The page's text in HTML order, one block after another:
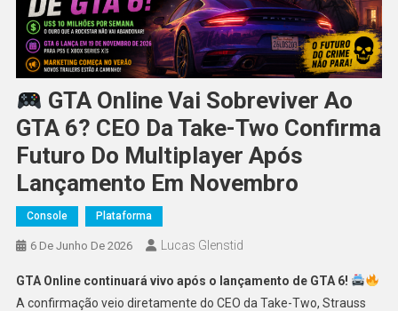
GTA Online Vai Sobreviver Ao
GTA 6? CEO Da Take-Two Confirma
Futuro Do Multiplayer Após
Lançamento Em Novembro
Console Plataforma
6 De Junho De 2026 Lucas Glenstid
GTA Online continuará vivo após o lançamento de GTA 6!
A confirmação veio diretamente do CEO da Take-Two, Strauss